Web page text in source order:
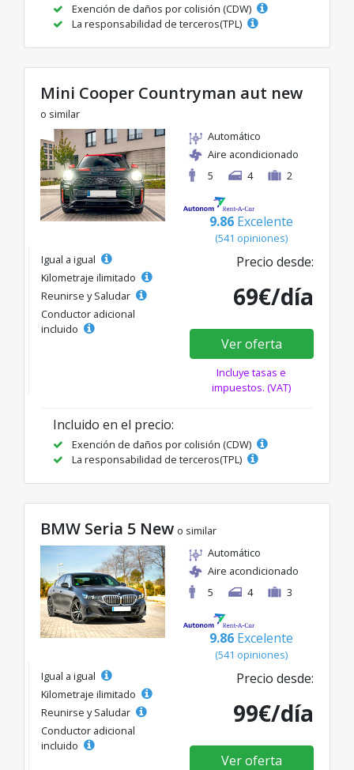
Exención de daños por colisión (CDW)
La responsabilidad de terceros(TPL)
Mini Cooper Countryman aut new
o similar
Automático
Aire acondicionado
5
4 2
9.86 Excelente
(541 opiniones)
Igual a igual
Kilometraje ilimitado
Reunirse y Saludar
Conductor adicional
incluido
Precio desde:
69€/día
Ver oferta
Incluye tasas e
impuestos. (VAT)
Incluido en el precio:
Exención de daños por colisión (CDW)
La responsabilidad de terceros(TPL)
BMW Seria 5 New o similar
Automático
Aire acondicionado
5
4 3
9.86 Excelente
(541 opiniones)
Igual a igual
Kilometraje ilimitado
Reunirse y Saludar
Conductor adicional
incluido
Precio desde:
99€/día
Ver oferta